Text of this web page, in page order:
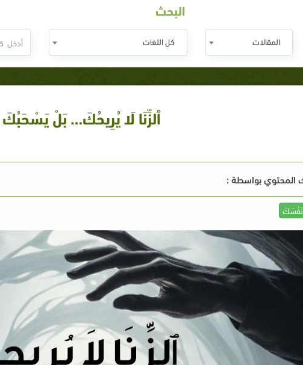
البحث
المقالات كل اللغات
ٱلزِّنَا لَا يُرِيحُكَ… بَلْ يَسْحَبُكَ
المحتوي بواسطة :